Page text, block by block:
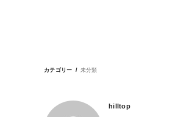
カテゴリー 未分類
hilltop